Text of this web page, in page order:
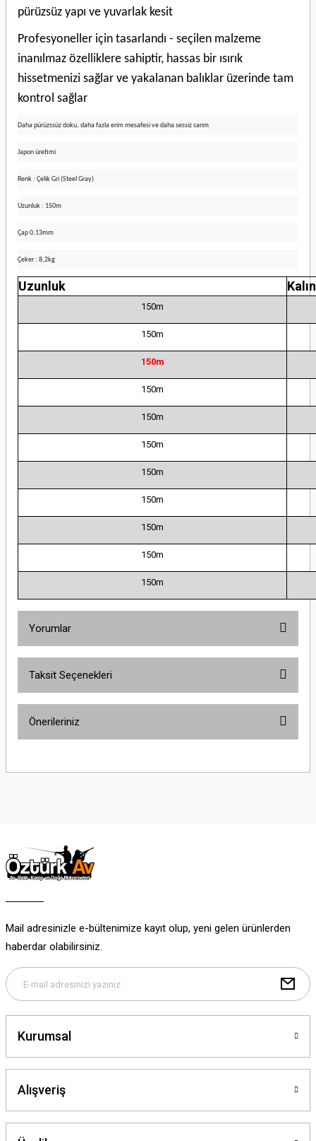
pürüzsüz yapı ve yuvarlak kesit
Profesyoneller için tasarlandı - seçilen malzeme
inanılmaz özelliklere sahiptir, hassas bir ısırık
hissetmenizi sağlar ve yakalanan balıklar üzerinde tam
kontrol sağlar
Daha pürüzssüz doku, daha fazla erim mesafesi ve daha sessiz sarım
Japon üretimi
Renk : Çelik Gri (Steel Gray)
Uzunluk : 150m
Çap 0,13mm
Çeker : 8,2kg
Uzunluk
150m
150m
150m
150m
150m
150m
150m
150m
150m
150m
150m
Yorumlar
Taksit Seçenekleri
Önerileriniz
Ürün açıklamasında eksik bilgiler bulunuyor.
Ürün bilgilerinde hatalar bulunuyor.
Gönder
Mail adresinizle e-bültenimize kayıt olup, yeni gelen ürünlerden
haberdar olabilirsiniz.
Kurumsal
Alışveriş